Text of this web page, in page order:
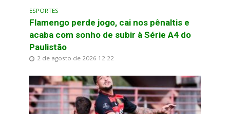
ESPORTES
Flamengo perde jogo, cai nos pênaltis e
acaba com sonho de subir à Série A4 do
Paulistão
2 de agosto de 2026 12:22